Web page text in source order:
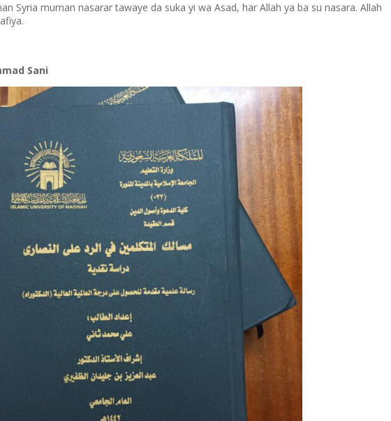
Syria murnan nasarar tawaye da suka yi wa Asad, har Allah ya ba su nasara. Allah
Sani